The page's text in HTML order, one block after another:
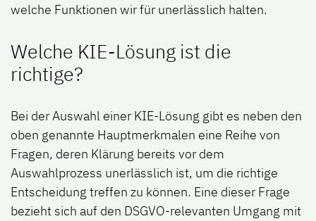
welche Funktionen wir für unerlässlich halten.
Welche KIE-Lösung ist die
richtige?
Bei der Auswahl einer KIE-Lösung gibt es neben den
oben genannte Hauptmerkmalen eine Reihe von
Fragen, deren Klärung bereits vor dem
Auswahlprozess unerlässlich ist, um die richtige
Entscheidung treffen zu können. Eine dieser Frage
bezieht sich auf den DSGVO-relevanten Umgang mit